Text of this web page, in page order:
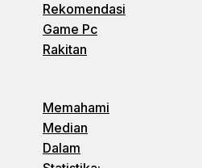
Rekomendasi
Game Pc
Rakitan
Memahami
Median
Dalam